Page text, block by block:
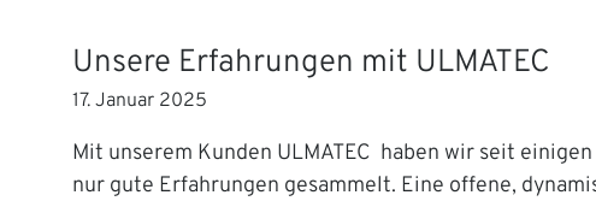
Unsere Erfahrungen mit ULMATEC
17. Januar 2025
Mit unserem Kunden ULMATEC haben wir seit
nur gute Erfahrungen gesammelt. Eine offene,